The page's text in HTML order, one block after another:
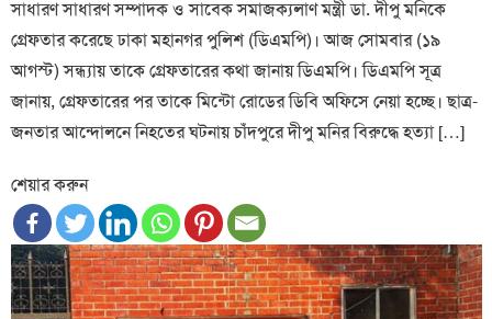
সাধারণ সাধারণ সম্পাদক ও সাবেক সমাজক্যলাণ মন্ত্রী ডা. দীপু মনিকে
গ্রেফতার করেছে ঢাকা মহানগর পুলিশ (ডিএমপি)। আজ সোমবার (১৯
আগস্ট) সন্ধ্যায় তাকে গ্রেফতারের কথা জানায় ডিএমপি। ডিএমপি সূত্র
জানায়, গ্রেফতারের পর তাকে মিন্টো রোডের ডিবি অফিসে নেয়া হচ্ছে। ছাত্র-
জনতার আন্দোলনে নিহতের ঘটনায় চাঁদপুরে দীপু মনির বিরুদ্ধে হত্যা […]
শেয়ার করুন